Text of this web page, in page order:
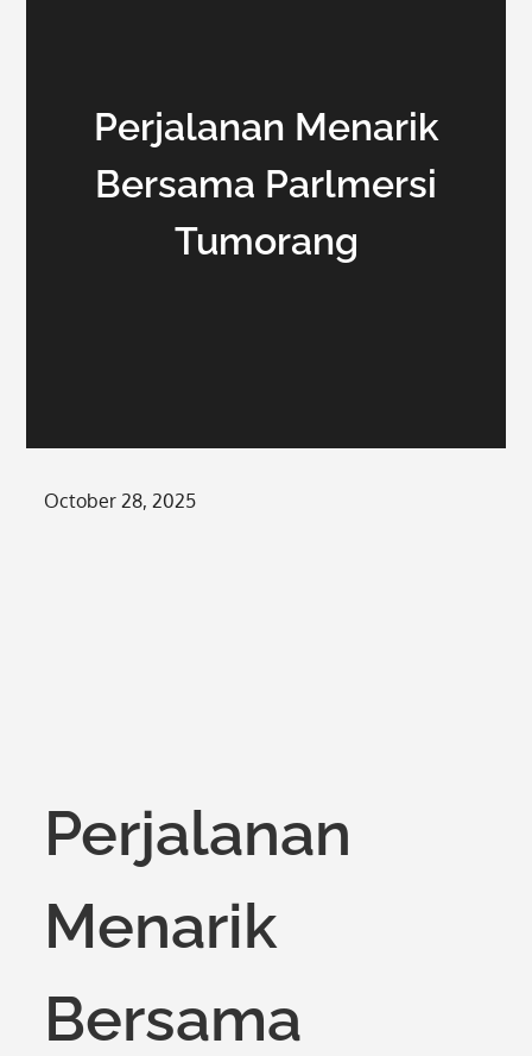
Perjalanan Menarik
Bersama Parlmersi
Tumorang
Posted
October 28, 2025
Perjalanan
Menarik
Bersama